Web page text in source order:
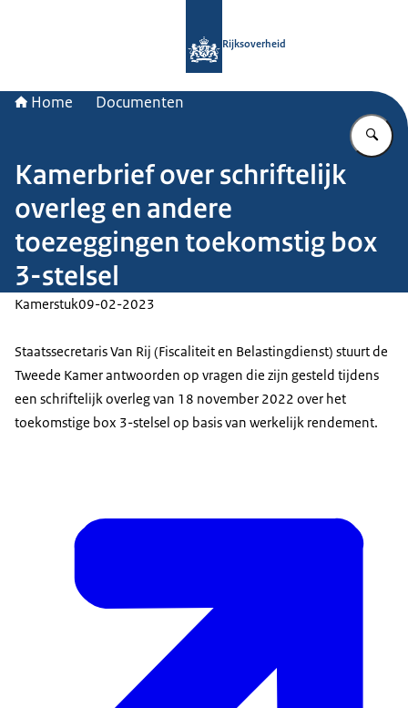
Rijksoverheid
Home Documenten
Kamerbrief over schriftelijk
overleg en andere
toezeggingen toekomstig box
3-stelsel
Kamerstuk09-02-2023
Staatssecretaris Van Rij (Fiscaliteit en Belastingdienst) stuurt de
Tweede Kamer antwoorden op vragen die zijn gesteld tijdens
een schriftelijk overleg van 18 november 2022 over het
toekomstige box 3-stelsel op basis van werkelijk rendement.